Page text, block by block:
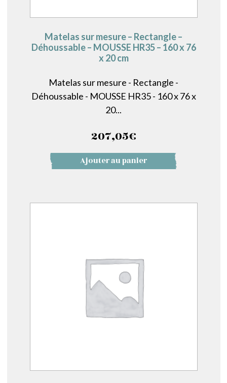
Matelas sur mesure – Rectangle –
Déhoussable – MOUSSE HR35 – 160 x 76
x 20 cm
Matelas sur mesure - Rectangle -
Déhoussable - MOUSSE HR35 - 160 x 76 x
20...
207,05€
Ajouter au panier